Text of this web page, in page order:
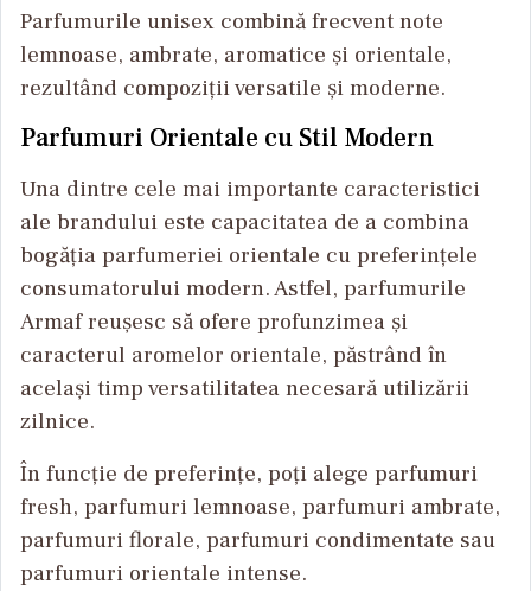
Parfumurile unisex combină frecvent note
lemnoase, ambrate, aromatice și orientale,
rezultând compoziții versatile și moderne.
Parfumuri Orientale cu Stil Modern
Una dintre cele mai importante caracteristici
ale brandului este capacitatea de a combina
bogăția parfumeriei orientale cu preferințele
consumatorului modern. Astfel, parfumurile
Armaf reușesc să ofere profunzimea și
caracterul aromelor orientale, păstrând în
același timp versatilitatea necesară utilizării
zilnice.
În funcție de preferințe, poți alege parfumuri
fresh, parfumuri lemnoase, parfumuri ambrate,
parfumuri florale, parfumuri condimentate sau
parfumuri orientale intense.